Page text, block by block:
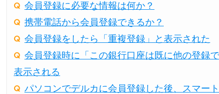
会員登録に必要な情報は何か？
携帯電話から会員登録できるか？
会員登録をしたら「重複登録」と表示された
会員登録時に「この銀行口座は既に他の登録
表示される
パソコンでデルカに会員登録した後、スマー